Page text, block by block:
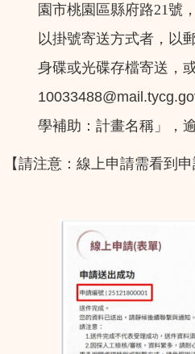
園市桃園區縣府路21號
以掛號寄送方式者，以
身碟或光碟存檔寄送，
學補助：計畫名稱」，
【請注意：線上申請需看到申